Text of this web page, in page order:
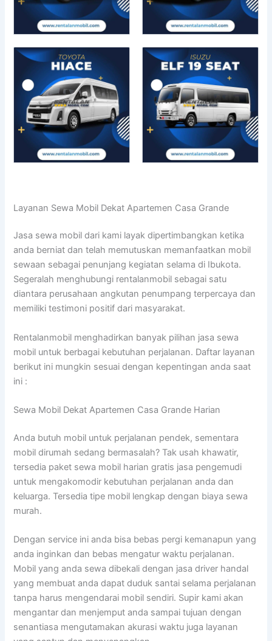
Layanan Sewa Mobil Dekat Apartemen Casa Grande
Jasa sewa mobil dari kami layak dipertimbangkan ketika
anda berniat dan telah memutuskan memanfaatkan mobil
sewaan sebagai penunjang kegiatan selama di Ibukota.
Segeralah menghubungi rentalanmobil sebagai satu
diantara perusahaan angkutan penumpang terpercaya dan
memiliki testimoni positif dari masyarakat.
Rentalanmobil menghadirkan banyak pilihan jasa sewa
mobil untuk berbagai kebutuhan perjalanan. Daftar layanan
berikut ini mungkin sesuai dengan kepentingan anda saat
ini :
Sewa Mobil Dekat Apartemen Casa Grande Harian
Anda butuh mobil untuk perjalanan pendek, sementara
mobil dirumah sedang bermasalah? Tak usah khawatir,
tersedia paket sewa mobil harian gratis jasa pengemudi
untuk mengakomodir kebutuhan perjalanan anda dan
keluarga. Tersedia tipe mobil lengkap dengan biaya sewa
murah.
Dengan service ini anda bisa bebas pergi kemanapun yang
anda inginkan dan bebas mengatur waktu perjalanan.
Mobil yang anda sewa dibekali dengan jasa driver handal
yang membuat anda dapat duduk santai selama perjalanan
tanpa harus mengendarai mobil sendiri. Supir kami akan
mengantar dan menjemput anda sampai tujuan dengan
senantiasa mengutamakan akurasi waktu juga layanan